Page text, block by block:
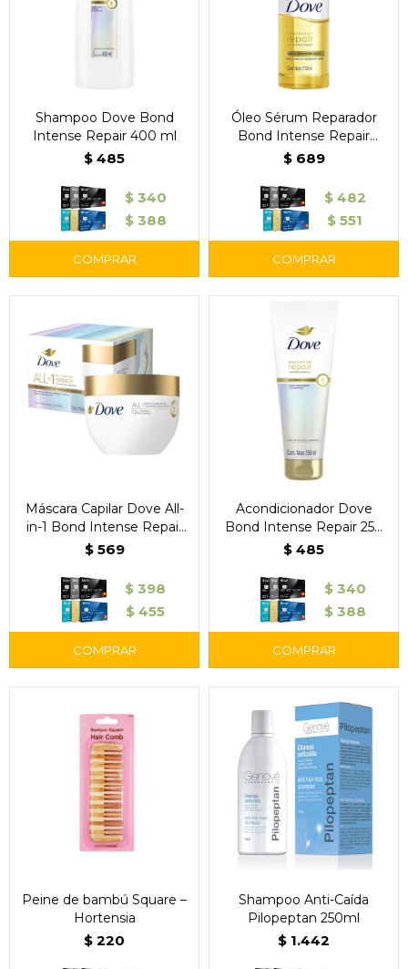
Shampoo Dove Bond
Intense Repair 400 ml
$ 485
$ 340
$ 388
Óleo Sérum Reparador
Bond Intense Repair
110 ml – Dove
$ 689
$ 482
$ 551
Máscara Capilar Dove All-
in-1 Bond Intense Repair
250 g
$ 569
$ 398
$ 455
Acondicionador Dove
Bond Intense Repair 250
ml
$ 485
$ 340
$ 388
Peine de bambú Square –
Hortensia
$ 220
Shampoo Anti-Caída
Pilopeptan 250ml
$ 1.442